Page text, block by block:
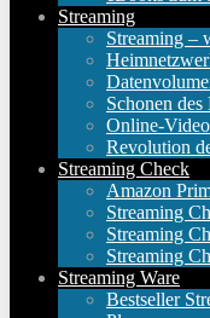
Streaming
Streaming –
Schonen
Online-
Revolution
Streaming Check
Amazon
Streaming
Streaming
Streaming
Streaming Ware
Bestseller